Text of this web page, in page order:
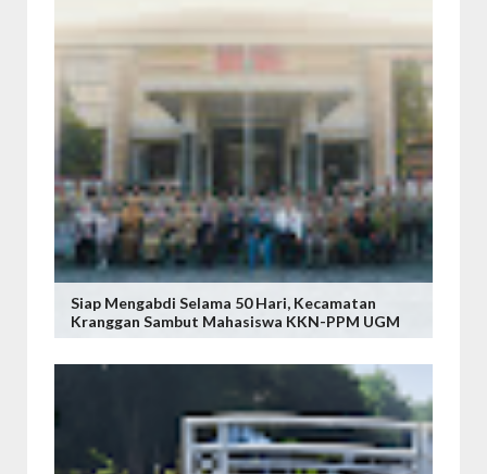
Siap Mengabdi Selama 50 Hari, Kecamatan
Kranggan Sambut Mahasiswa KKN-PPM UGM